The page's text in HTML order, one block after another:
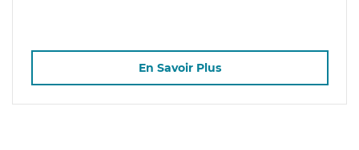
En Savoir Plus